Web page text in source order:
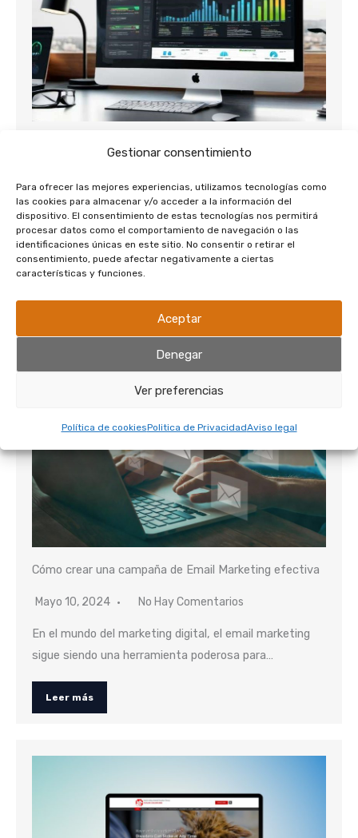
Gestionar consentimiento
Para ofrecer las mejores experiencias, utilizamos tecnologías como
las cookies para almacenar y/o acceder a la información del
dispositivo. El consentimiento de estas tecnologías nos permitirá
procesar datos como el comportamiento de navegación o las
identificaciones únicas en este sitio. No consentir o retirar el
consentimiento, puede afectar negativamente a ciertas
características y funciones.
Aceptar
Denegar
Ver preferencias
Política de cookiesPolitica de PrivacidadAviso legal
ÍndiceQue pasa si hago una Auditoria SEO del tipo
«checklist?Entonces…Qué SI es una auditoria SEO?
SEO…
Cómo crear una campaña de Email Marketing efectiva
Mayo 10, 2024 No Hay Comentarios
En el mundo del marketing digital, el email marketing
sigue siendo una herramienta poderosa para…
Leer más